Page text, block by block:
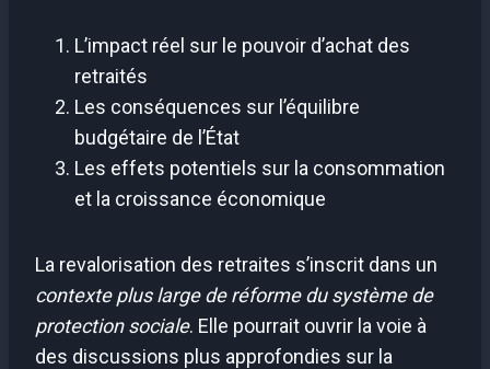
L’impact réel sur le pouvoir d’achat des
retraités
Les conséquences sur l’équilibre
budgétaire de l’État
Les effets potentiels sur la consommation
et la croissance économique
La revalorisation des retraites s’inscrit dans un
contexte plus large de réforme du système de
protection sociale. Elle pourrait ouvrir la voie à
des discussions plus approfondies sur la